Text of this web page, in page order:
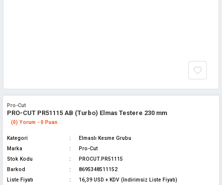
Pro-Cut
PRO-CUT PR51115 AB (Turbo) Elmas Testere 230 mm
(0) Yorum - 0 Puan
Kategori
Elmaslı Kesme Grubu
Marka
Pro-Cut
Stok Kodu
PROCUT.PR51115
Barkod
8695348511152
Liste Fiyatı
16,39 USD + KDV (İndirimsiz Liste Fiyatı)